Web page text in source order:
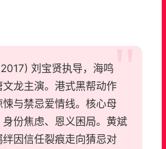
刘宝贤执导，海鸣
龙主演。港式黑帮动作
与禁忌爱情线。核心母
份焦虑、恩义困局。黄斌
因信任裂痕走向猜忌对